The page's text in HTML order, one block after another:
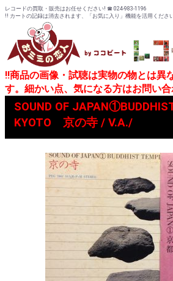
レコードの買取・販売はお任せください! ☎ 024-983-1196
!! カートの記録は消去されます、「お気に入り」機能を活用ください
!!商品の画像・試聴は実物の物とは異
す。細かい点、気になる方はお問い合
SOUND OF
KYOTO 京の寺 / V.A./